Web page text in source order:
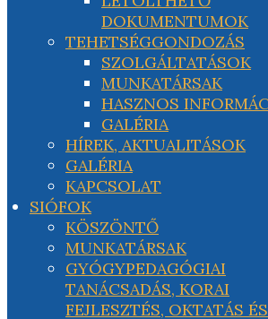
DOKUMENTUMOK
TEHETSÉGGONDOZÁS
SZOLGÁLTATÁSOK
MUNKATÁRSAK
HASZNOS
GALÉRIA
HÍREK, AKTUALITÁSOK
GALÉRIA
KAPCSOLAT
SIÓFOK
KÖSZÖNTŐ
MUNKATÁRSAK
GYÓGYPEDAGÓGIAI
TANÁCSADÁS, KORAI
FEJLESZTÉS, OKTATÁS ÉS